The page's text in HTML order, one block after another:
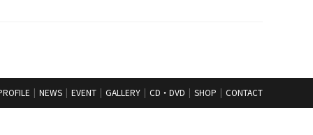
NEWS EVENT GALLERY CD・DVD SHOP CONTACT